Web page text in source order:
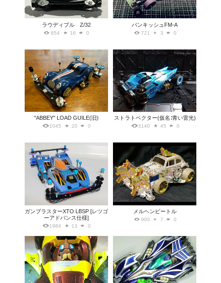
ラウディブル Z/32
854 16 0
バンキッシュFM-A
721 3 0
"ABBEY" LOAD GUILE(旧)
1045 20 0
ストラトベクター(仮名∶青い雷光)
3140 45 0
ガンブラスターXTO LBSP [レツゴ
ーアドバンス仕様]
1984 13 0
メルヘンビートル
900 7 0